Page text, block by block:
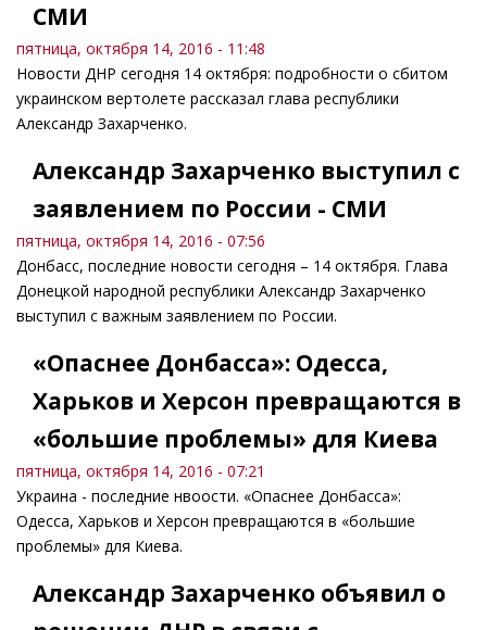
СМИ
пятница, октября 14, 2016 - 11:48
Новости ДНР сегодня 14 октября: подробности о сбитом
украинском вертолете рассказал глава республики
Александр Захарченко.
Александр Захарченко выступил с
заявлением по России - СМИ
пятница, октября 14, 2016 - 07:56
Донбасс, последние новости сегодня – 14 октября. Глава
Донецкой народной республики Александр Захарченко
выступил с важным заявлением по России.
«Опаснее Донбасса»: Одесса,
Харьков и Херсон превращаются в
«большие проблемы» для Киева
пятница, октября 14, 2016 - 07:21
Украина - последние нвоости. «Опаснее Донбасса»:
Одесса, Харьков и Херсон превращаются в «большие
проблемы» для Киева.
Александр Захарченко объявил о